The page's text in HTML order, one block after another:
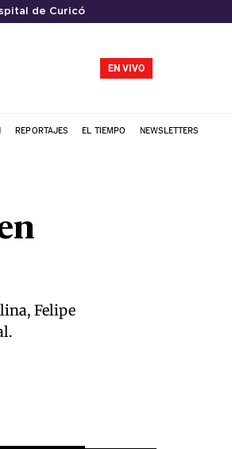
de Curicó
EN VIVO
REPORTAJES EL TIEMPO NEWSLETTERS
Felipe